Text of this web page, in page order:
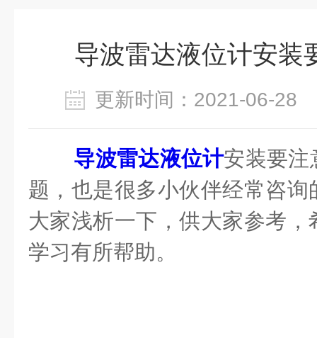
导波雷达液位计安装
更新时间：2021-06-
导波雷达液位计安装要注
题，也是很多小伙伴经常咨
大家浅析一下，供大家参考
学习有所帮助。